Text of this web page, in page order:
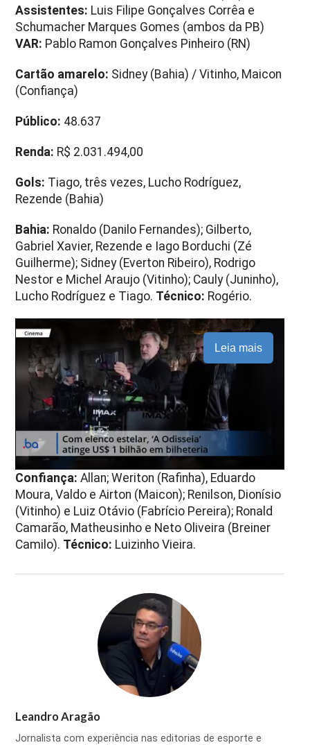
Assistentes: Luis Filipe Gonçalves Corrêa e
Schumacher Marques Gomes (ambos da PB)
VAR: Pablo Ramon Gonçalves Pinheiro (RN)
Cartão amarelo: Sidney (Bahia) / Vitinho, Maicon
(Confiança)
Público: 48.637
Renda: R$ 2.031.494,00
Gols: Tiago, três vezes, Lucho Rodríguez,
Rezende (Bahia)
Bahia: Ronaldo (Danilo Fernandes); Gilberto,
Gabriel Xavier, Rezende e Iago Borduchi (Zé
Guilherme); Sidney (Everton Ribeiro), Rodrigo
Nestor e Michel Araujo (Vitinho); Cauly (Juninho),
Lucho Rodríguez e Tiago. Técnico: Rogério.
Leia mais
Confiança: Allan; Weriton (Rafinha), Eduardo
Moura, Valdo e Airton (Maicon); Renilson, Dionísio
(Vitinho) e Luiz Otávio (Fabrício Pereira); Ronald
Camarão, Matheusinho e Neto Oliveira (Breiner
Camilo). Técnico: Luizinho Vieira.
Leandro Aragão
Jornalista com experiência nas editorias de esporte e